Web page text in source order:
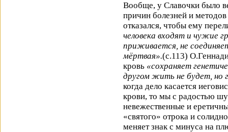
Вообще, у Славочки было
причин болезней и
отказался, чтобы ему
человека входят и чужие
приживается, не
мёртвая».(с.113)
кровь «сохраняет
другом жить не будет, но
когда дело касается
крови, то мы с радостью
невежественные и
«святого» отрока и
меняет знак с минуса на